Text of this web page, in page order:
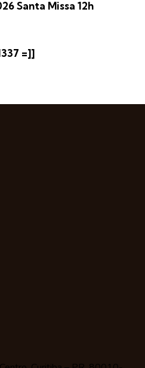
Santa Missa 12h
=]]